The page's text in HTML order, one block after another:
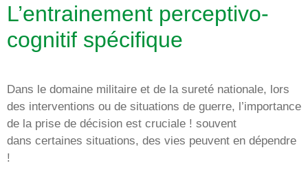
L’entrainement perceptivo-
cognitif spécifique
Dans le domaine militaire et de la sureté nationale, lors
des interventions ou de situations de guerre, l’importance
de la prise de décision est cruciale ! souvent
dans certaines situations, des vies peuvent en dépendre
!